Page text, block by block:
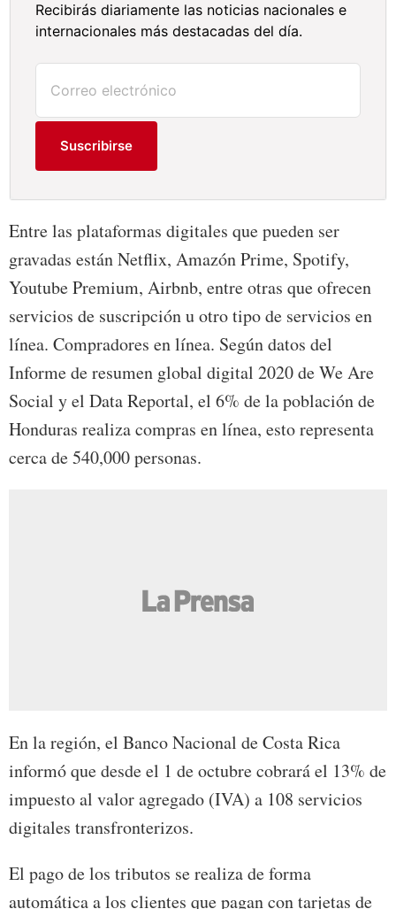
Recibirás diariamente las noticias nacionales e
internacionales más destacadas del día.
Suscribirse
Entre las plataformas digitales que pueden ser
gravadas están Netflix, Amazón Prime, Spotify,
Youtube Premium, Airbnb, entre otras que ofrecen
servicios de suscripción u otro tipo de servicios en
línea. Compradores en línea. Según datos del
Informe de resumen global digital 2020 de We Are
Social y el Data Reportal, el 6% de la población de
Honduras realiza compras en línea, esto representa
cerca de 540,000 personas.
En la región, el Banco Nacional de Costa Rica
informó que desde el 1 de octubre cobrará el 13% de
impuesto al valor agregado (IVA) a 108 servicios
digitales transfronterizos.
El pago de los tributos se realiza de forma
automática a los clientes que pagan con tarjetas de